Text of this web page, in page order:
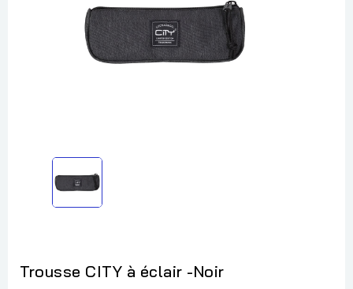
Trousse CITY à éclair -Noir